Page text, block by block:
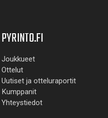
PYRINTO.FI
Joukkueet
Ottelut
Uutiset ja otteluraportit
Kumppanit
Yhteystiedot